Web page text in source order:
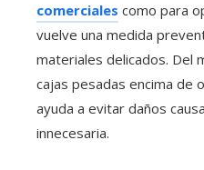
comerciales como para
vuelve una medida
materiales delicados. Del
cajas pesadas encima de
ayuda a evitar daños
innecesaria.